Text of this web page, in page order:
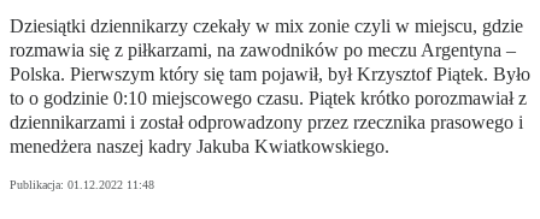
Dziesiątki dziennikarzy czekały w mix zonie czyli w miejscu, gdzie
rozmawia się z piłkarzami, na zawodników po meczu Argentyna –
Polska. Pierwszym który się tam pojawił, był Krzysztof Piątek. Było
to o godzinie 0:10 miejscowego czasu. Piątek krótko porozmawiał z
dziennikarzami i został odprowadzony przez rzecznika prasowego i
menedżera naszej kadry Jakuba Kwiatkowskiego.
Publikacja: 01.12.2022 11:48